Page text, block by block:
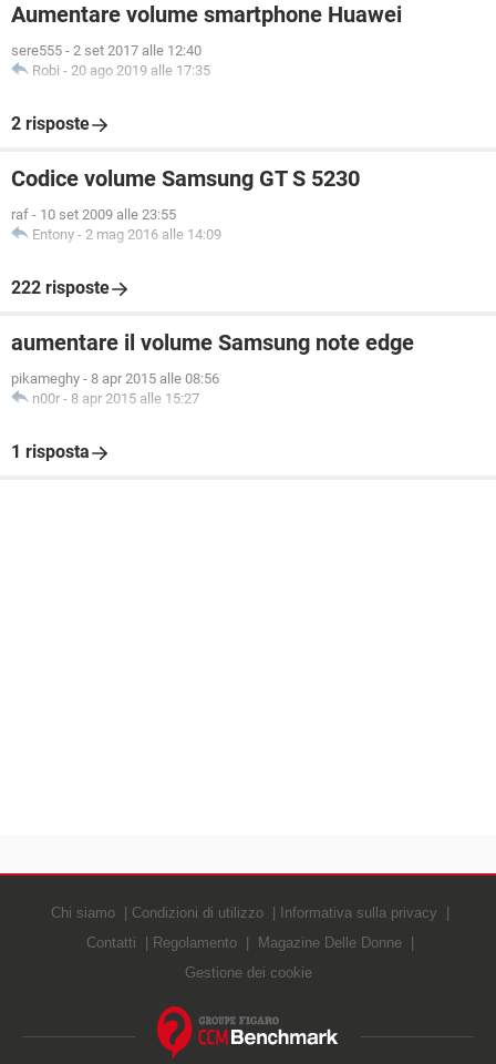
Aumentare volume smartphone Huawei
sere555 - 2 set 2017 alle 12:40
Robi - 20 ago 2019 alle 17:35
2 risposte
Codice volume Samsung GT S 5230
raf - 10 set 2009 alle 23:55
Entony - 2 mag 2016 alle 14:09
222 risposte
aumentare il volume Samsung note edge
pikameghy - 8 apr 2015 alle 08:56
n00r - 8 apr 2015 alle 15:27
1 risposta
Chi siamo Condizioni di utilizzo
Informativa sulla privacy
Contatti
Regolamento
Magazine Delle Donne
Gestione dei cookie